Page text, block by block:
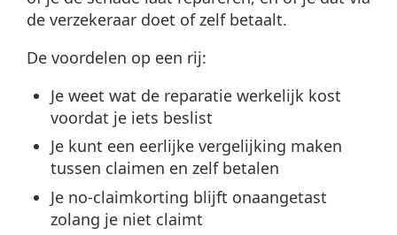
de verzekeraar doet of zelf betaalt.
De voordelen op een rij:
Je weet wat de reparatie werkelijk kost
voordat je iets beslist
Je kunt een eerlijke vergelijking maken
tussen claimen en zelf betalen
Je no-claimkorting blijft onaangetast
zolang je niet claimt